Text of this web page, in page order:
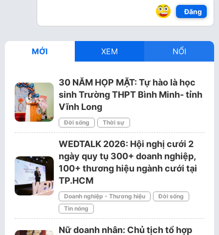
Đăng
MỚI XEM NỔI
30 NĂM HỌP MẶT: Tự hào là học
sinh Trường THPT Bình Minh- tỉnh
Vĩnh Long
Đời sống Thời sự
WEDTALK 2026: Hội nghị cưới 2
ngày quy tụ 300+ doanh nghiệp,
100+ thương hiệu ngành cưới tại
TP.HCM
Doanh nghiệp - Thương hiệu
Đời sống
Tin nóng
Nữ doanh nhân: Chủ tịch tổ hợp